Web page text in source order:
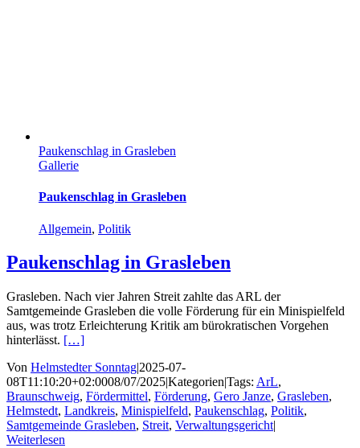
Paukenschlag in Grasleben
Gallerie
Paukenschlag in Grasleben
Allgemein, Politik
Paukenschlag in Grasleben
Grasleben. Nach vier Jahren Streit zahlte das ARL der
Samtgemeinde Grasleben die volle Förderung für ein Minispielfeld
aus, was trotz Erleichterung Kritik am bürokratischen Vorgehen
hinterlässt. […]
Von Helmstedter Sonntag|2025-07-
08T11:10:20+02:0008/07/2025|Kategorien|Tags: ArL,
Braunschweig, Fördermittel, Förderung, Gero Janze, Grasleben,
Helmstedt, Landkreis, Minispielfeld, Paukenschlag, Politik,
Samtgemeinde Grasleben, Streit, Verwaltungsgericht|
Weiterlesen